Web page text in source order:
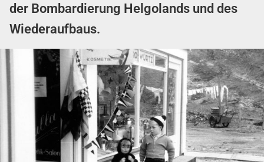
der Bombardierung Helgolands und des
Wiederaufbaus.